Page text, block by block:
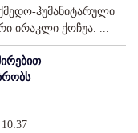
ჰუმანიტარული
ირაკლი ქოჩუა. ...